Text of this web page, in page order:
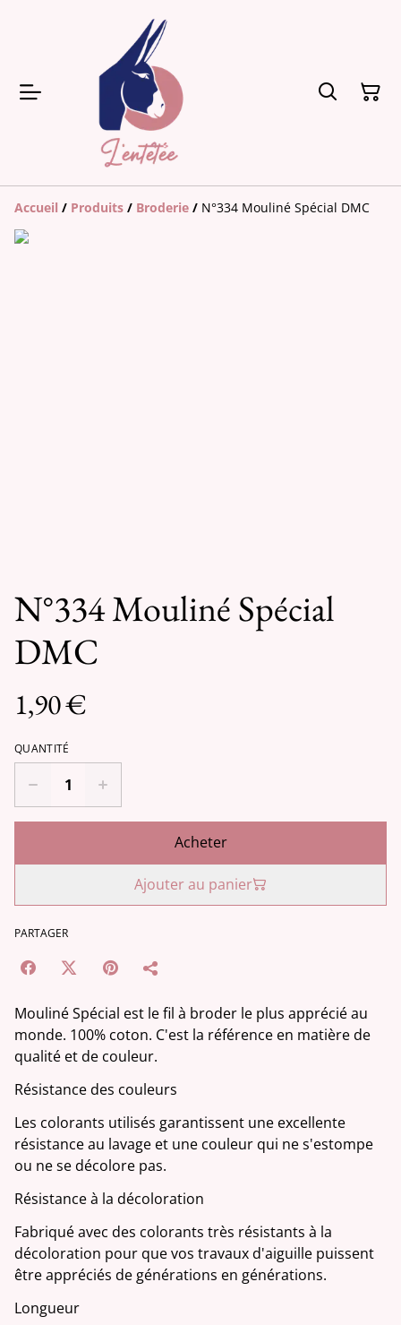
Accueil / Produits / Broderie / N°334 Mouliné Spécial DMC
N°334 Mouliné Spécial
DMC
1,90 €
QUANTITÉ
Acheter
Ajouter au panier
PARTAGER
Mouliné Spécial est le fil à broder le plus apprécié au
monde. 100% coton. C'est la référence en matière de
qualité et de couleur.
Résistance des couleurs
Les colorants utilisés garantissent une excellente
résistance au lavage et une couleur qui ne s'estompe
ou ne se décolore pas.
Résistance à la décoloration
Fabriqué avec des colorants très résistants à la
décoloration pour que vos travaux d'aiguille puissent
être appréciés de générations en générations.
Longueur